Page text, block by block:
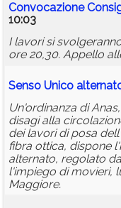
Convocazione
10:03
I lavori si
ore 20,30. Appello
Senso Unico
Un'ordinanza di
disagi alla
dei lavori di posa
fibra ottica, dispone
alternato, regolato
l'impiego di movieri,
Maggiore.